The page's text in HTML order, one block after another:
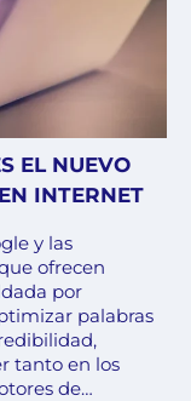
EL NUEVO
INTERNET
y las
ofrecen
por
palabras
tanto en los
de…